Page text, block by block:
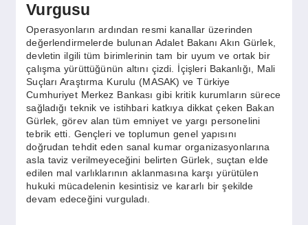
Vurgusu
Operasyonların ardından resmi kanallar üzerinden
değerlendirmelerde bulunan Adalet Bakanı Akın Gürlek,
devletin ilgili tüm birimlerinin tam bir uyum ve ortak bir
çalışma yürüttüğünün altını çizdi. İçişleri Bakanlığı, Mali
Suçları Araştırma Kurulu (MASAK) ve Türkiye
Cumhuriyet Merkez Bankası gibi kritik kurumların sürece
sağladığı teknik ve istihbari katkıya dikkat çeken Bakan
Gürlek, görev alan tüm emniyet ve yargı personelini
tebrik etti. Gençleri ve toplumun genel yapısını
doğrudan tehdit eden sanal kumar organizasyonlarına
asla taviz verilmeyeceğini belirten Gürlek, suçtan elde
edilen mal varlıklarının aklanmasına karşı yürütülen
hukuki mücadelenin kesintisiz ve kararlı bir şekilde
devam edeceğini vurguladı.